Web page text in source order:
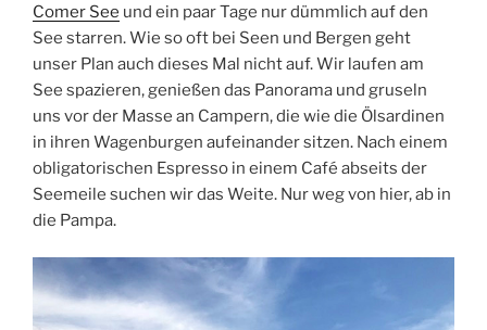
Comer See und ein paar Tage nur dümmlich auf den
See starren. Wie so oft bei Seen und Bergen geht
unser Plan auch dieses Mal nicht auf. Wir laufen am
See spazieren, genießen das Panorama und gruseln
uns vor der Masse an Campern, die wie die Ölsardinen
in ihren Wagenburgen aufeinander sitzen. Nach einem
obligatorischen Espresso in einem Café abseits der
Seemeile suchen wir das Weite. Nur weg von hier, ab in
die Pampa.